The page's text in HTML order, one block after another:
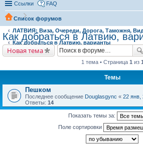
Ссылки FAQ
Список форумов
ЛАТВИЯ: Виза, Очереди, Дорога, Таможня,
Как добраться в Латвию, варианты
Как добраться в Латвию,
Новая тема
1 тема • Страница 1 из 1
Темы
Пешком
Последнее сообщение Douglasgync « 22 янв,
Ответы: 14
Показать темы за:
Поле сортировки